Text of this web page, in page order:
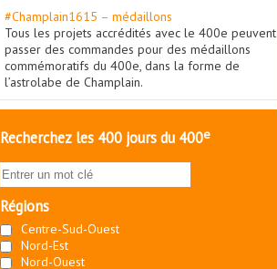
#Champlain1615 – médaillons
Tous les projets accrédités avec le 400e peuvent
passer des commandes pour des médaillons
commémoratifs du 400e, dans la forme de
l’astrolabe de Champlain.
Recherchez les 400 jours du 400e
Régions
Centre-Sud-Ouest
Nord-Est
Nord-Ouest